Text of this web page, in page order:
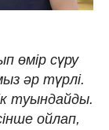
өмір сүру
әр түрлі.
туындайды.
ойлап,